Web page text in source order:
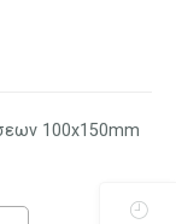
100x150mm